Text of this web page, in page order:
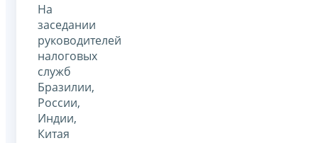
На
заседании
руководителей
налоговых
служб
Бразилии,
России,
Индии,
Китая